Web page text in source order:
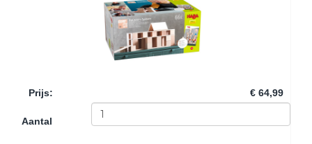
Prijs: € 64,99
Aantal